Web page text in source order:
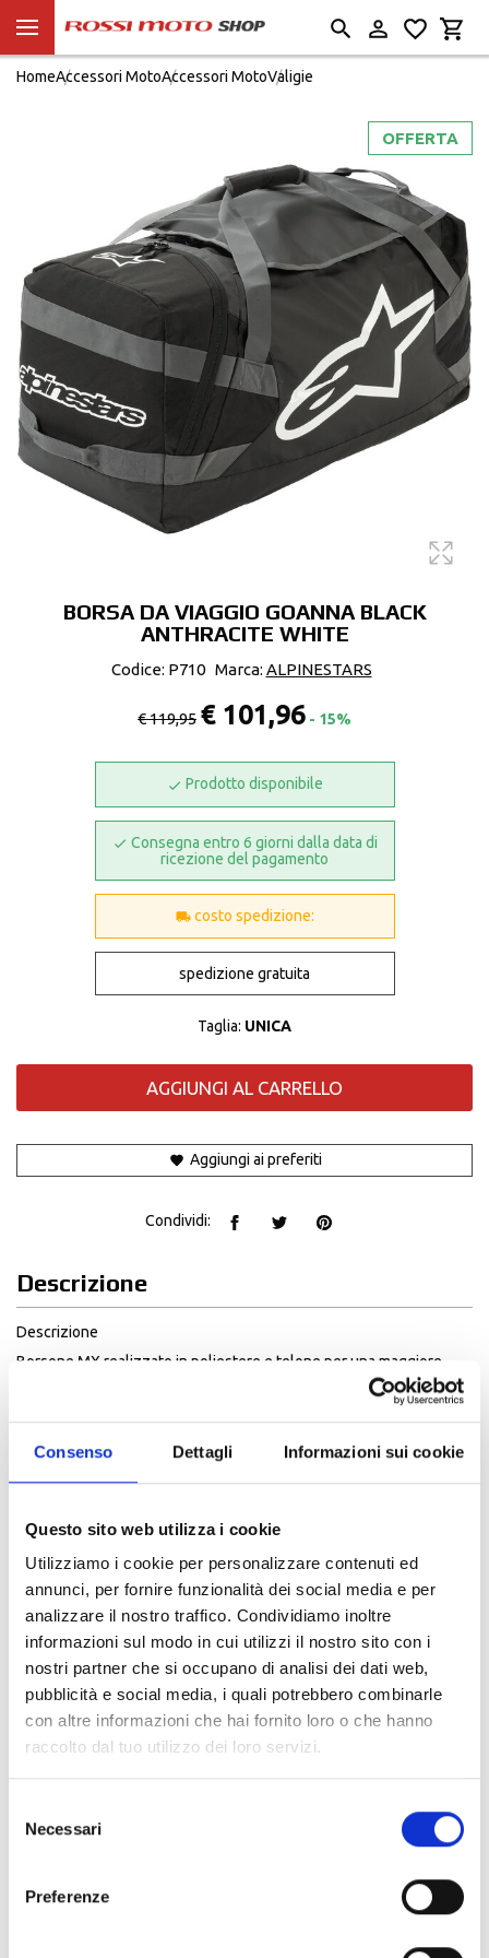
Consenso Dettagli Informazioni sui cookie
Questo sito web utilizza i cookie
Utilizziamo i cookie per personalizzare contenuti ed
annunci, per fornire funzionalità dei social media e per
analizzare il nostro traffico. Condividiamo inoltre
informazioni sul modo in cui utilizzi il nostro sito con i
nostri partner che si occupano di analisi dei dati web,
pubblicità e social media, i quali potrebbero combinarle
con altre informazioni che hai fornito loro o che hanno
raccolto dal tuo utilizzo dei loro servizi.
delNecessari
Preferenze
HomeAccessori MotoAccessori MotoValigie
OFFERTA
BORSA DA VIAGGIO GOANNA BLACK
ANTHRACITE WHITE
Codice: P710 Marca: ALPINESTARS
€ 119,95 € 101,96 - 15%
Prodotto disponibile
Consegna entro 6 giorni dalla data di
ricezione del pagamento
costo spedizione:
spedizione gratuita
Taglia: UNICA
AGGIUNGI AL CARRELLO
Aggiungi ai preferiti
Condividi:
Descrizione
Descrizione
Borsone MX realizzato in poliestere e telone per una maggiore
resistenza contro il terreno fuoristrada. Creato per riporre
Robusta cerniera in plastica YKK da 10 mm.
Pannelli inferiori e laterali realizzati in telone impermeabile, in
appoggia su terreni fangosi.
Dimensioni: 82cm x 39cm x 45cm, capacità 125 L.
1 tasca frontale piatta per riporre documenti e chiavi.
2 maniglie a cinghia per sollevare la borsa e metterla sulla
spalla.
Apertura del coperchio per accedere al scomparto principale.
Tasca interna piatta con zip in rete sulla patta.
Scomparto per stivali con sacca rimovibile impermeabile, più
facile da lavare.
Fodera Alpinestars ad alta visibilità.
consentire alla borsa di essere riconfigurata con un unico
scomparto interno extra grande.